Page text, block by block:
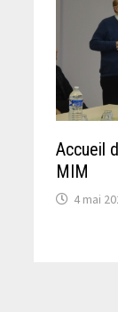
Accueil
MIM
4 mai